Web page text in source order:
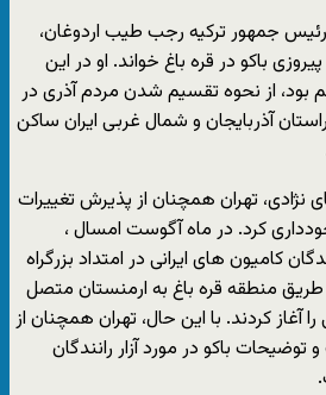
رئیس جمهور ترکیه رجب طیب اردوغان،
باکو در قره باغ خواند. او در این
بود، از نحوه تقسیم شدن مردم آذری در
آذربایجان و شمال غربی ایران ساکن
تهران همچنان از پذیرش تغییرات
کرد. در ماه آگوست امسال ،
کامیون های ایرانی در امتداد بزرگراه
طریق منطقه قره باغ به ارمنستان متصل
آغاز کردند. با این حال، تهران همچنان از
باکو در مورد آزار رانندگان